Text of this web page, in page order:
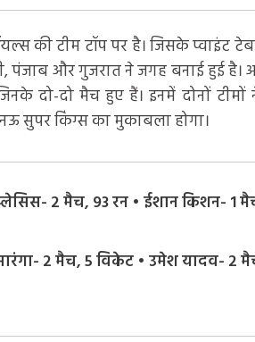
की टीम टॉप पर है। जिसके प्वाइंट
पंजाब और गुजरात ने जगह बनाई हुई
दो-दो मैच हुए हैं। इनमें दोनों
सुपर किंग्स का मुकाबला होगा।
2 मैच, 93 रन • ईशान किशन- 1
2 मैच, 5 विकेट • उमेश यादव- 2